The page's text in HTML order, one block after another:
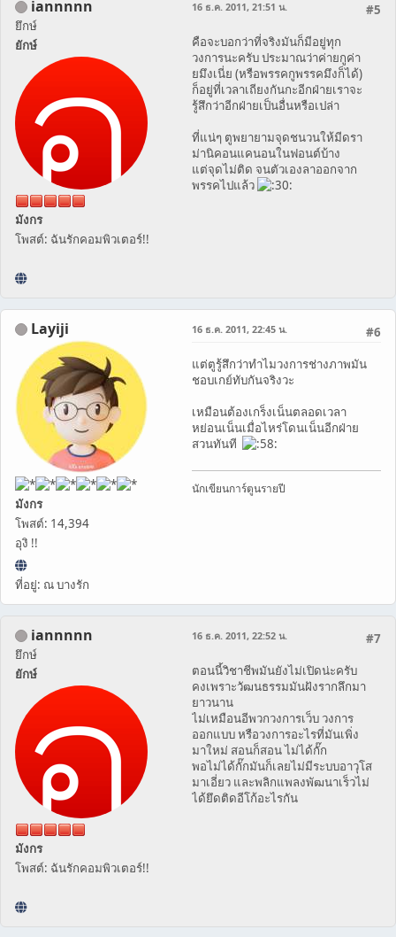
iannnnn
ยึกษ์
ยักษ์
มังกร
โพสต์: ฉันรักคอมพิวเตอร์!!
#5
16 ธ.ค. 2011, 21:51 น.
คือจะบอกว่าที่จริงมันก็มีอยู่ทุก
วงการนะครับ ประมาณว่าค่ายกูค่า
ยมึงเนี่ย (หรือพรรคกูพรรคมึงก็ได้)
ก็อยู่ที่เวลาเถียงกันกะอีกฝ่ายเราจะ
รู้สึกว่าอีกฝ่ายเป็นอื่นหรือเปล่า
ที่แน่ๆ ตูพยายามจุดชนวนให้มีดรา
ม่านิคอนแคนอนในฟอนต์บ้าง
แต่จุดไม่ติด จนตัวเองลาออกจาก
พรรคไปแล้ว
Layiji
มังกร
โพสต์: 14,394
อุงิ !!
ที่อยู่: ณ บางรัก
#6
16 ธ.ค. 2011, 22:45 น.
แต่ตูรู้สึกว่าทำไมวงการช่างภาพมัน
ชอบเกย์ทับกันจริงวะ
เหมือนต้องเกร็งเน็นตลอดเวลา
หย่อนเน็นเมื่อไหร่โดนเน็นอีกฝ่าย
สวนทันที
นักเขียนการ์ตูนรายปี
iannnnn
ยึกษ์
ยักษ์
มังกร
โพสต์: ฉันรักคอมพิวเตอร์!!
#7
16 ธ.ค. 2011, 22:52 น.
ตอนนี้วิชาชีพมันยังไม่เปิดน่ะครับ
คงเพราะวัฒนธรรมมันฝังรากลึกมา
ยาวนาน
ไม่เหมือนอีพวกวงการเว็บ วงการ
ออกแบบ หรือวงการอะไรที่มันเพิ่ง
มาใหม่ สอนก็สอน ไม่ได้กั๊ก
พอไม่ได้กั๊กมันก็เลยไม่มีระบบอาวุโส
มาเอี่ยว และพลิกแพลงพัฒนาเร็วไม่
ได้ยึดติดอีโก้อะไรกัน